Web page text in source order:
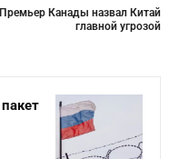
Премьер Канады назвал Китай
главной угрозой